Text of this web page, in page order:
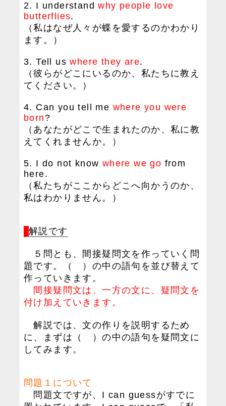
2. I understandwhy people love
butterflies.
（私はなぜ人々が蝶を愛するのかわかり
ます。）
3. Tell uswhere they are.
（彼らがどこにいるのか、私たちに教え
てください。）
4. Can you tell me where you were
born?
（あなたがどこで生まれたのか、私に教
えてくれませんか。）
5. I do not know where we go from
here.
（私たちがここからどこへ向かうのか、
私はわかりません。）
解説です
５問とも、間接疑問文を作っていく問
題です。（ ）の中の語句を並び替えて
作っていきます。
間接疑問文は、一方の文に、疑問文を
付け加えていきます。
解説では、文の作りを説明するため
に、まずは（ ）の中の語句を疑問文に
してみます。
問題１について
問題文ですが、I can guessがすでに